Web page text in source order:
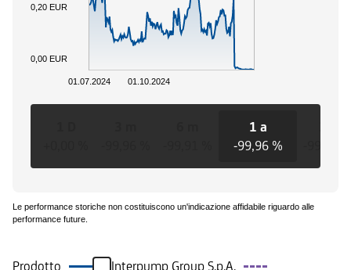
01.07.2024 01.10.2024
0,00 EUR
0,20 EUR
1 a
-99,96 %
Le performance storiche non costituiscono un'indicazione affidabile riguardo alle
performance future.
Prodotto
Interpump Group S.p.A.